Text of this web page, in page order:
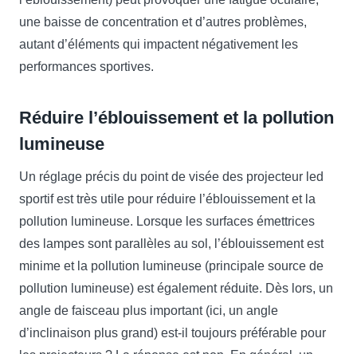
une baisse de concentration et d’autres problèmes,
autant d’éléments qui impactent négativement les
performances sportives.
Réduire l’éblouissement et la pollution
lumineuse
Un réglage précis du point de visée des projecteur led
sportif est très utile pour réduire l’éblouissement et la
pollution lumineuse. Lorsque les surfaces émettrices
des lampes sont parallèles au sol, l’éblouissement est
minime et la pollution lumineuse (principale source de
pollution lumineuse) est également réduite. Dès lors, un
angle de faisceau plus important (ici, un angle
d’inclinaison plus grand) est-il toujours préférable pour